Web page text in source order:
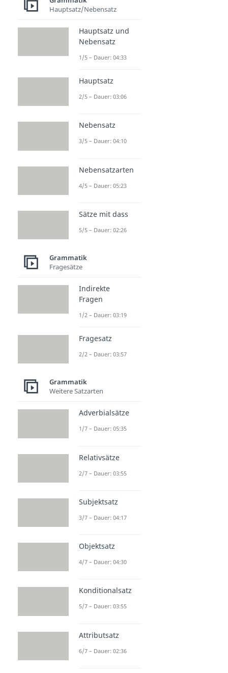
Hauptsatz/Nebensatz
Hauptsatz und
Nebensatz
1/5 – Dauer: 04:33
Hauptsatz
2/5 – Dauer: 03:06
Nebensatz
3/5 – Dauer: 04:10
Nebensatzarten
4/5 – Dauer: 05:23
Sätze mit dass
5/5 – Dauer: 02:26
Grammatik
Fragesätze
Indirekte
Fragen
1/2 – Dauer: 03:19
Fragesatz
2/2 – Dauer: 03:57
Grammatik
Weitere Satzarten
Adverbialsätze
1/7 – Dauer: 05:35
Relativsätze
2/7 – Dauer: 03:55
Subjektsatz
3/7 – Dauer: 04:17
Objektsatz
4/7 – Dauer: 04:30
Konditionalsatz
5/7 – Dauer: 03:55
Attributsatz
6/7 – Dauer: 02:36